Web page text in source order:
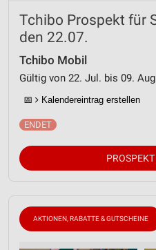
Tchibo Prospekt für
den 22.07.
Tchibo Mobil
Gültig von 22. Jul. bis 09.
📅 Kalendereintrag erstellen
AKTIONEN, RABATTE & GUTSCHEINE